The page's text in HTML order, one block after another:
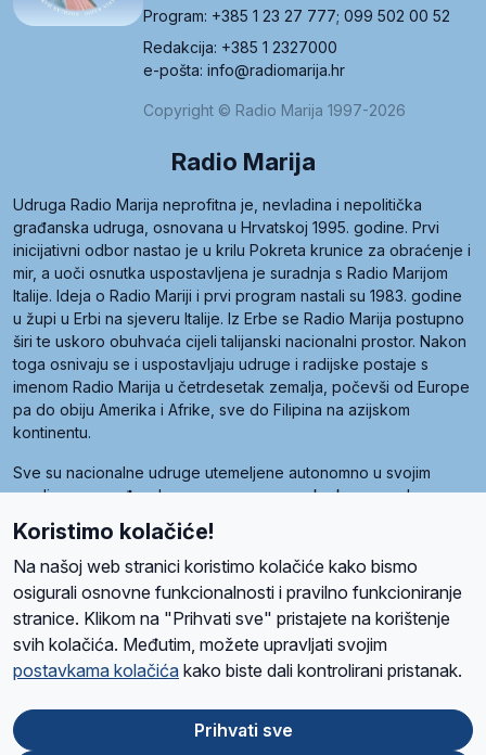
Program: +385 1 23 27 777; 099 502 00 52
Redakcija: +385 1 2327000
e-pošta: info@radiomarija.hr
Copyright © Radio Marija 1997-2026
Radio Marija
Udruga Radio Marija neprofitna je, nevladina i nepolitička
građanska udruga, osnovana u Hrvatskoj 1995. godine. Prvi
inicijativni odbor nastao je u krilu Pokreta krunice za obraćenje i
mir, a uoči osnutka uspostavljena je suradnja s Radio Marijom
Italije. Ideja o Radio Mariji i prvi program nastali su 1983. godine
u župi u Erbi na sjeveru Italije. Iz Erbe se Radio Marija postupno
širi te uskoro obuhvaća cijeli talijanski nacionalni prostor. Nakon
toga osnivaju se i uspostavljaju udruge i radijske postaje s
imenom Radio Marija u četrdesetak zemalja, počevši od Europe
pa do obiju Amerika i Afrike, sve do Filipina na azijskom
kontinentu.
Sve su nacionalne udruge utemeljene autonomno u svojim
zemljama, a međusobna su povezane preko krovne udruge
pod nazivom Svjetska obitelj Radio Marije (World Family of
Radio Maria). Svjetsku obitelj utemeljilo je sedam članica, među
kojima je i hrvatska Udruga Radio Marija.
O namaRadio ProgramVolonteriPrijateljiKontaktPravila privatnosti
Ova stranica je zaštićena Google reCAPTCHA sustavom
Koristimo kolačiće!
Na našoj web stranici koristimo kolačiće kako bismo
osigurali osnovne funkcionalnosti i pravilno funkcioniranje
stranice. Klikom na "Prihvati sve" pristajete na korištenje
svih kolačića. Međutim, možete upravljati svojim
postavkama kolačića kako biste dali kontrolirani pristanak.
Prihvati sve